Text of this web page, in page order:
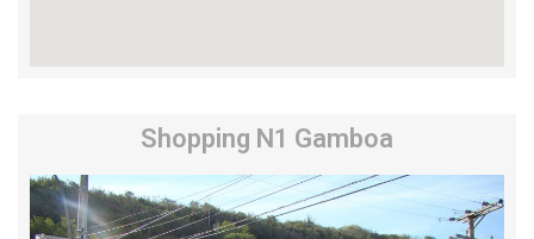
Shopping N1 Gamboa